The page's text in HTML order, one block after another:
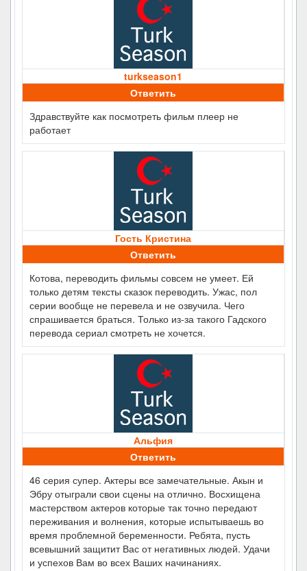
turkseason1
Ответить
Здравствуйте как посмотреть фильм плеер не
работает
Гость Кристина
Ответить
Котова, переводить фильмы совсем не умеет. Ей
только детям тексты сказок переводить. Ужас, пол
серии вообще не перевела и не озвучила. Чего
спрашивается браться. Только из-за такого Гадского
перевода сериал смотреть не хочется.
Альфия
Ответить
46 серия супер. Актеры все замечательные. Акын и
Эбру отыграли свои сцены на отлично. Восхищена
мастерством актеров которые так точно передают
переживания и волнения, которые испытываешь во
время проблемной беременности. Ребята, пусть
всевышний защитит Вас от негативных людей. Удачи
и успехов Вам во всех Ваших начинаниях.